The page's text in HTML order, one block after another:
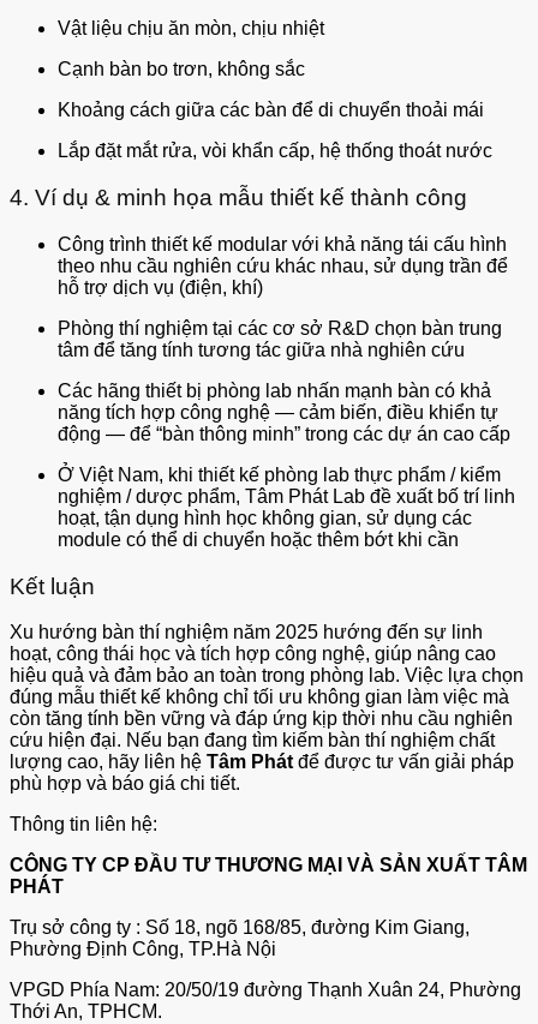
Vật liệu chịu ăn mòn, chịu nhiệt
Cạnh bàn bo trơn, không sắc
Khoảng cách giữa các bàn để di chuyển thoải mái
Lắp đặt mắt rửa, vòi khẩn cấp, hệ thống thoát nước
4. Ví dụ & minh họa mẫu thiết kế thành công
Công trình thiết kế modular với khả năng tái cấu hình
theo nhu cầu nghiên cứu khác nhau, sử dụng trần để
hỗ trợ dịch vụ (điện, khí)
Phòng thí nghiệm tại các cơ sở R&D chọn bàn trung
tâm để tăng tính tương tác giữa nhà nghiên cứu
Các hãng thiết bị phòng lab nhấn mạnh bàn có khả
năng tích hợp công nghệ — cảm biến, điều khiển tự
động — để “bàn thông minh” trong các dự án cao cấp
Ở Việt Nam, khi thiết kế phòng lab thực phẩm / kiểm
nghiệm / dược phẩm, Tâm Phát Lab đề xuất bố trí linh
hoạt, tận dụng hình học không gian, sử dụng các
module có thể di chuyển hoặc thêm bớt khi cần
Kết luận
Xu hướng bàn thí nghiệm năm 2025 hướng đến sự linh
hoạt, công thái học và tích hợp công nghệ, giúp nâng cao
hiệu quả và đảm bảo an toàn trong phòng lab. Việc lựa chọn
đúng mẫu thiết kế không chỉ tối ưu không gian làm việc mà
còn tăng tính bền vững và đáp ứng kịp thời nhu cầu nghiên
cứu hiện đại. Nếu bạn đang tìm kiếm bàn thí nghiệm chất
lượng cao, hãy liên hệ Tâm Phát để được tư vấn giải pháp
phù hợp và báo giá chi tiết.
Thông tin liên hệ:
CÔNG TY CP ĐẦU TƯ THƯƠNG MẠI VÀ SẢN XUẤT TÂM
PHÁT
Trụ sở công ty : Số 18, ngõ 168/85, đường Kim Giang,
Phường Định Công, TP.Hà Nội
VPGD Phía Nam: 20/50/19 đường Thạnh Xuân 24, Phường
Thới An, TPHCM.